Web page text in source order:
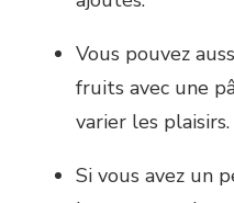
Vous pouvez
fruits avec une
varier les plaisirs.
Si vous avez un